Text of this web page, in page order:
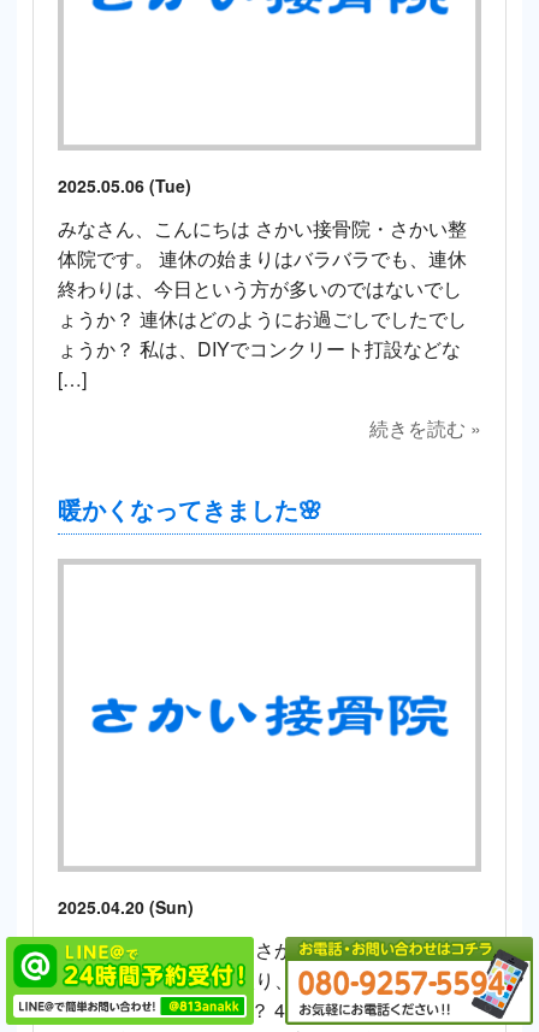
2025.05.06 (Tue)
みなさん、こんにちは さかい接骨院・さかい整
体院です。 連休の始まりはバラバラでも、連休
終わりは、今日という方が多いのではないでし
ょうか？ 連休はどのようにお過ごしでしたでし
ょうか？ 私は、DIYでコンクリート打設などな
[…]
続きを読む »
暖かくなってきました🌸
2025.04.20 (Sun)
みなさん、こんにちは さかい接骨院・さかい整
体院です。 新年度に入り、みなさんはどのよう
にお過ごしでしょうか？ 4月半ばころまでは、寒